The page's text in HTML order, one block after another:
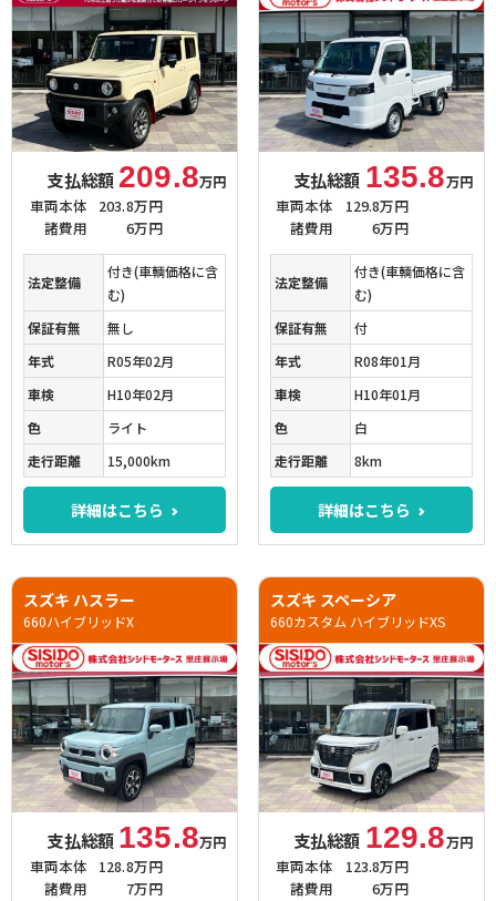
支払総額 209.8万円
車両本体
203.8万円
諸費用
6万円
法定整備
付き(車輌価格に含
む)
保証有無
無し
年式
R05年02月
車検
H10年02月
色
ライト
走行距離
15,000km
詳細はこちら
支払総額 135.8万円
車両本体
129.8万円
諸費用
6万円
法定整備
付き(車輌価格に含
む)
保証有無
付
年式
R08年01月
車検
H10年01月
色
白
走行距離
8km
詳細はこちら
スズキ ハスラー
660ハイブリッドX
支払総額 135.8万円
車両本体
128.8万円
諸費用
7万円
スズキ スペーシア
660カスタム ハイブリッドXS
支払総額 129.8万円
車両本体
123.8万円
諸費用
6万円